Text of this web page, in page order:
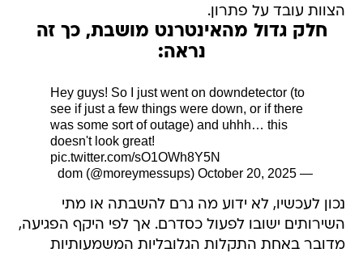
הצוות עובד על פתרון.
חלק גדול מהאינטרנט מושבת, כך זה
נראה:
Hey guys! So I just went on downdetector (to
see if just a few things were down, or if there
was some sort of outage) and uhhh… this
doesn't look great!
pic.twitter.com/sO1OWh8Y5N
— dom (@moreymessups)
October 20, 2025
נכון לעכשיו, לא ידוע מה גרם להשבתה או מתי
השירותים ישובו לפעול כסדרם. אך לפי היקף הפגיעה,
מדובר באחת התקלות הגלובליות המשמעותיות